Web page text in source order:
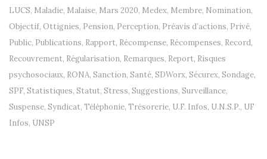
LUCS, Maladie, Malaise, Mars 2020, Medex, Membre, Nomination,
Objectif, Ottignies, Pension, Perception, Préavis d’actions, Privé,
Public, Publications, Rapport, Récompense, Récompenses, Record,
Recouvrement, Régularisation, Remarques, Report, Risques
psychosociaux, RONA, Sanction, Santé, SDWorx, Sécurex, Sondage,
SPF, Statistiques, Statut, Stress, Suggestions, Surveillance,
Suspense, Syndicat, Téléphonie, Trésorerie, U.F. Infos, U.N.S.P., UF
Infos, UNSP